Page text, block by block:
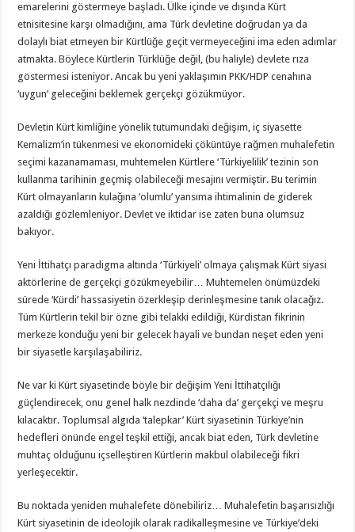
emarelerini göstermeye başladı. Ülke içinde ve dışında Kürt
etnisitesine karşı olmadığını, ama Türk devletine doğrudan ya da
dolaylı biat etmeyen bir Kürtlüğe geçit vermeyeceğini ima eden adımlar
atmakta. Böylece Kürtlerin Türklüğe değil, (bu haliyle) devlete rıza
göstermesi isteniyor. Ancak bu yeni yaklaşımın PKK/HDP cenahına
‘uygun’ geleceğini beklemek gerçekçi gözükmüyor.
Devletin Kürt kimliğine yönelik tutumundaki değişim, iç siyasette
Kemalizm’in tükenmesi ve ekonomideki çöküntüye rağmen muhalefetin
seçimi kazanamaması, muhtemelen Kürtlere ‘Türkiyelilik’ tezinin son
kullanma tarihinin geçmiş olabileceği mesajını vermiştir. Bu terimin
Kürt olmayanların kulağına ‘olumlu’ yansıma ihtimalinin de giderek
azaldığı gözlemleniyor. Devlet ve iktidar ise zaten buna olumsuz
bakıyor.
Yeni İttihatçı paradigma altında ‘Türkiyeli’ olmaya çalışmak Kürt siyasi
aktörlerine de gerçekçi gözükmeyebilir… Muhtemelen önümüzdeki
sürede ‘Kürdi’ hassasiyetin özerkleşip derinleşmesine tanık olacağız.
Tüm Kürtlerin tekil bir özne gibi telakki edildiği, Kürdistan fikrinin
merkeze konduğu yeni bir gelecek hayali ve bundan neşet eden yeni
bir siyasetle karşılaşabiliriz.
Ne var ki Kürt siyasetinde böyle bir değişim Yeni İttihatçılığı
güçlendirecek, onu genel halk nezdinde ‘daha da’ gerçekçi ve meşru
kılacaktır. Toplumsal algıda ‘talepkar’ Kürt siyasetinin Türkiye’nin
hedefleri önünde engel teşkil ettiği, ancak biat eden, Türk devletine
muhtaç olduğunu içselleştiren Kürtlerin makbul olabileceği fikri
yerleşecektir.
Bu noktada yeniden muhalefete dönebiliriz… Muhalefetin başarısızlığı
Kürt siyasetinin de ideolojik olarak radikalleşmesine ve Türkiye’deki